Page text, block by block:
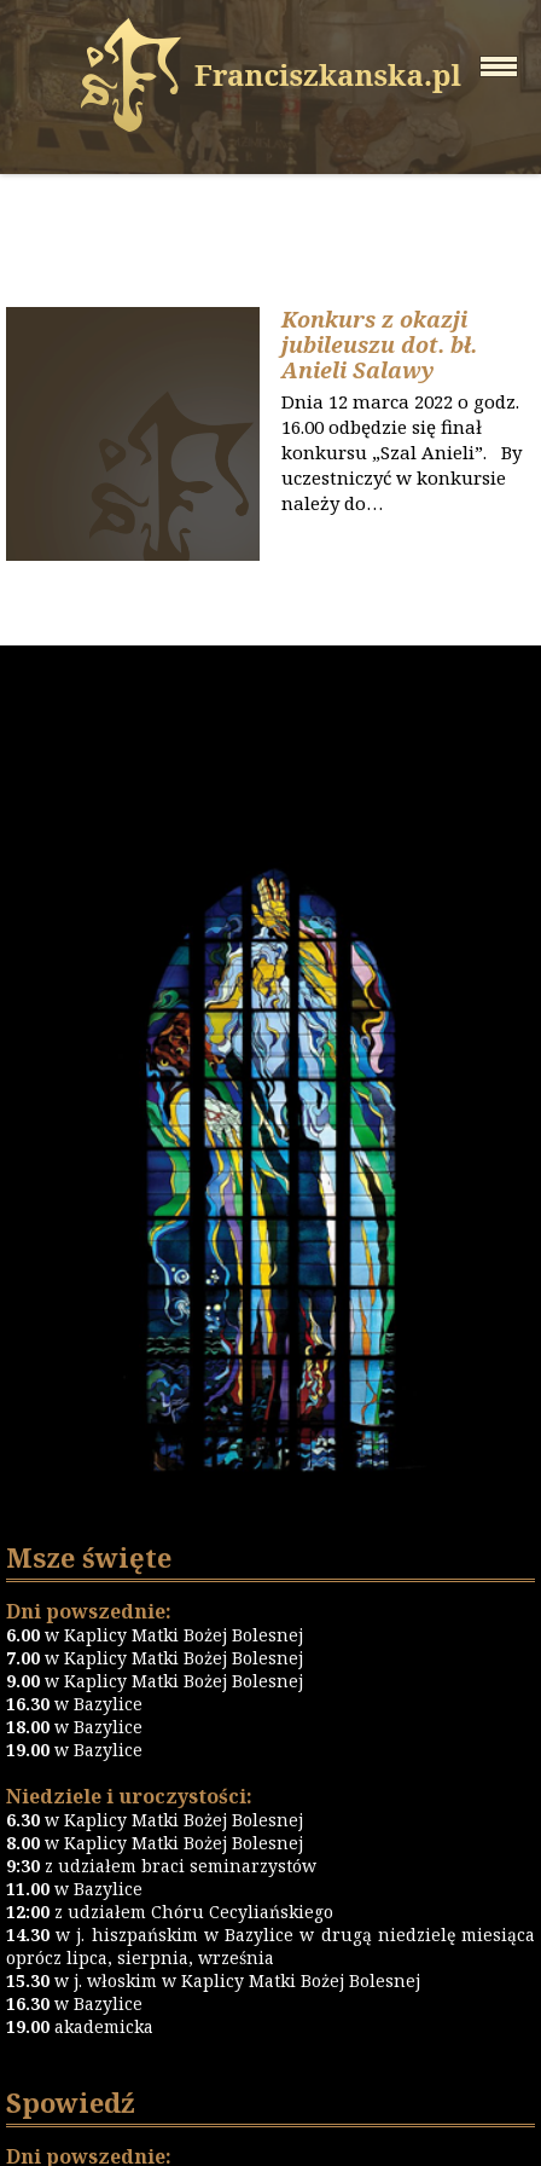
Konkurs z okazji
jubileuszu dot. bł.
Anieli Salawy
Dnia 12 marca 2022 o godz.
16.00 odbędzie się finał
konkursu „Szal Anieli”. By
uczestniczyć w konkursie
należy do…
Msze święte
Dni powszednie:
6.00 w Kaplicy Matki Bożej Bolesnej
7.00 w Kaplicy Matki Bożej Bolesnej
9.00 w Kaplicy Matki Bożej Bolesnej
16.30 w Bazylice
18.00 w Bazylice
19.00 w Bazylice
Niedziele i uroczystości:
6.30 w Kaplicy Matki Bożej Bolesnej
8.00 w Kaplicy Matki Bożej Bolesnej
9:30 z udziałem braci seminarzystów
11.00 w Bazylice
12:00 z udziałem Chóru Cecyliańskiego
14.30 w j. hiszpańskim w Bazylice w drugą niedzielę miesiąca
oprócz lipca, sierpnia, września
15.30 w j. włoskim w Kaplicy Matki Bożej Bolesnej
16.30 w Bazylice
19.00 akademicka
Spowiedź
Dni powszednie: